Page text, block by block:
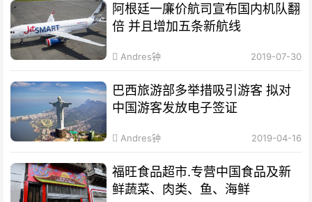
阿根廷一廉价航司宣布国内机队翻
倍 并且增加五条新航线
Andres钟 2019-07-30
巴西旅游部多举措吸引游客 拟对
中国游客发放电子签证
Andres钟 2019-04-16
福旺食品超市.专营中国食品及新
鲜蔬菜、肉类、鱼、海鲜